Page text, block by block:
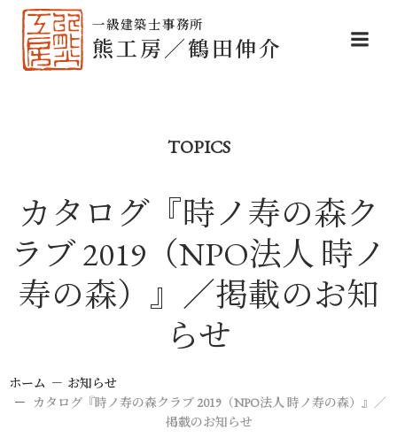
ン
テ
ス
キ
プ
熊工房／鶴田伸介
TOPICS
カタログ『時ノ寿の森ク
ラブ 2019（NPO法人 時ノ
寿の森）』／掲載のお知
らせ
ホーム
お知らせ
カタログ『時ノ寿の森クラブ 2019（NPO法人 時ノ寿の森）』／
掲載のお知らせ